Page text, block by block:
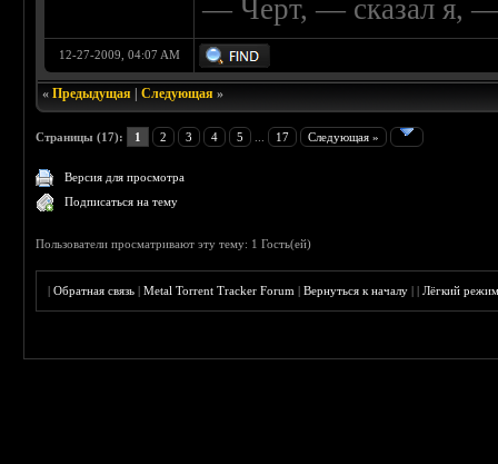
— Черт, — сказал я, —
12-27-2009, 04:07 AM
«Предыдущая |Следующая »
Страницы (17): 1 2 3 4 5 17 Следующая »
Версия для просмотра
Подписаться на тему
Пользователи просматривают эту тему: 1 Гость(ей)
|Обратная связь |Metal Torrent Tracker Forum |Вернуться к началу ||Лёгкий